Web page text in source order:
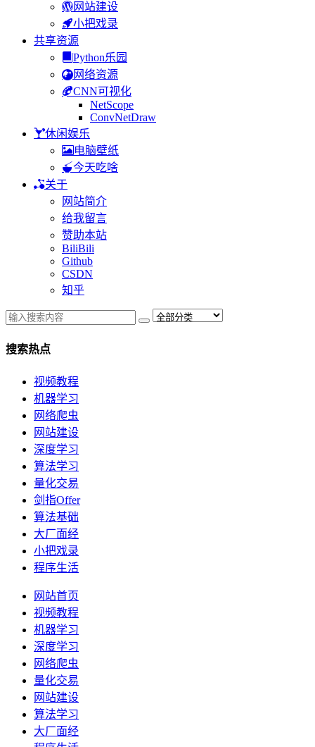
网站建设
小把戏录
共享资源
Python乐园
网络资源
CNN可视化
NetScope
ConvNetDraw
休闲娱乐
电脑壁纸
今天吃啥
关于
网站简介
给我留言
赞助本站
BiliBili
Github
CSDN
知乎
搜索热点
视频教程
机器学习
网络爬虫
网站建设
深度学习
算法学习
量化交易
剑指Offer
算法基础
大厂面经
小把戏录
程序生活
网站首页
视频教程
机器学习
深度学习
网络爬虫
量化交易
网站建设
算法学习
大厂面经